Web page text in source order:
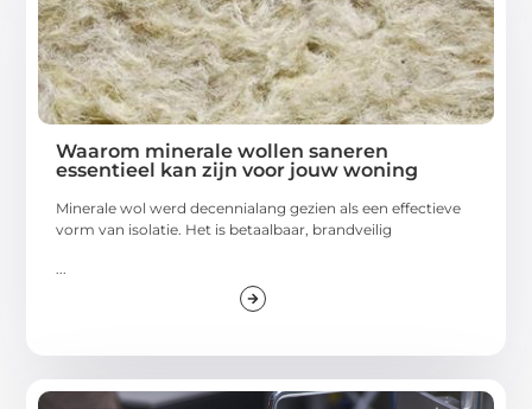
Waarom minerale wollen saneren
essentieel kan zijn voor jouw woning
Minerale wol werd decennialang gezien als een effectieve
vorm van isolatie. Het is betaalbaar, brandveilig